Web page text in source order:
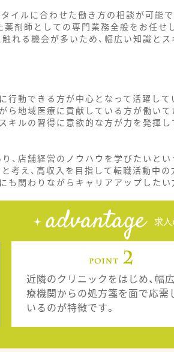
イルに合わせた働き方の相談が可能で
剤師としての専門業務全般をお任せ
れる機会が多いため、幅広い知識とス
動できる方が中心となって活躍して
地域医療に貢献している方が働いて
ルの習得に意欲的な方が力を発揮し
店舗経営のノウハウを学びたいとい
え、高収入を目指して転職活動中の
関わりながらキャリアアップしたい
advantage 求
近隣のクリニックをはじめ、幅
療機関からの処方箋を面で応需
いるのが特徴です。